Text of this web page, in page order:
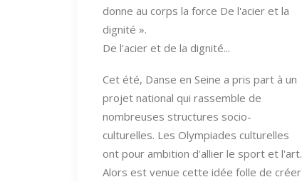
donne au corps la force De l'acier et la
dignité ».
De l'acier et de la dignité...
Cet été, Danse en Seine a pris part à un
projet national qui rassemble de
nombreuses structures socio-
culturelles. Les Olympiades culturelles
ont pour ambition d'allier le sport et l'art.
Alors est venue cette idée folle de créer